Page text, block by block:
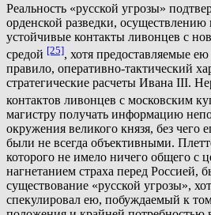
Реальность «русской угрозы»
орденской разведки, осуществлению
устойчивые контакты ливонцев с
средой [25], хотя предоставляемые
правило, оперативно-тактический
стратегические расчеты Ивана III.
контактов ливонцев с московским
магистру получать информацию
окружения великого князя, без чего
были не всегда объективными.
которого не имело ничего общего с
нагнетанием страха перед Россией,
существование «русской угрозы»,
спекулировал ею, побуждаемый к